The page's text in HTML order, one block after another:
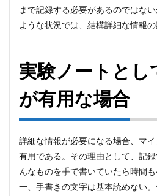
まで記録する必要があるのではな
ような状況では、結構詳細な情報の
実験ノートとし
が有用な場合
詳細な情報が必要になる場合、マ
有用である。その理由として、記
んなものを手で書いていたら時間
一、手書きの文字は基本読めない